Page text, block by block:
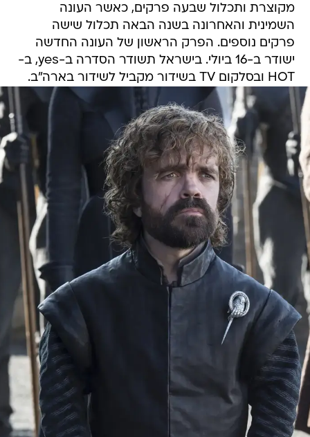
מקוצרת ותכלול שבעה פרקים, כאשר העונה
השמינית והאחרונה בשנה הבאה תכלול שישה
פרקים נוספים. הפרק הראשון של העונה החדשה
ישודר ב-16 ביולי. בישראל תשודר הסדרה ב-yes, ב-
HOT ובסלקום TV בשידור מקביל לשידור בארה"ב.